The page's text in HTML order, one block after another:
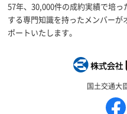
57年、30,000件の成約実績で培
する専門知識を持ったメンバー
ポートいたします。
国土交通大